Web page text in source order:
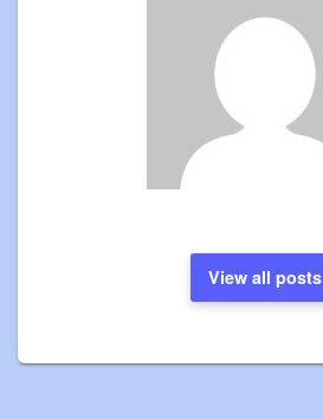
View all posts